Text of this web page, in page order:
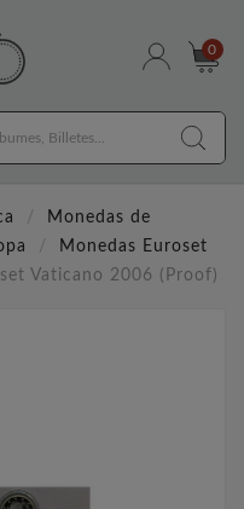
0
Monedas de
Monedas Euroset
Vaticano 2006 (Proof)